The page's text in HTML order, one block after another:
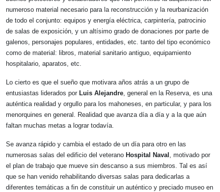
numeroso material necesario para la reconstrucción y la reurbanización
de todo el conjunto: equipos y energía eléctrica, carpintería, patrocinio
de salas de exposición, y un altísimo grado de donaciones por parte de
galenos, personajes populares, entidades, etc. tanto del tipo económico
como de material: libros, material sanitario antiguo, equipamiento
hospitalario, aparatos, etc.
Lo cierto es que el sueño que motivara años atrás a un grupo de
entusiastas liderados por Luis Alejandre, general en la Reserva, es una
auténtica realidad y orgullo para los mahoneses, en particular, y para los
menorquines en general. Realidad que avanza día a día y a la que aún
faltan muchas metas a lograr todavía.
Se avanza rápido y cambia el estado de un día para otro en las
numerosas salas del edificio del veterano Hospital Naval , motivado por
el plan de trabajo que mueve sin descanso a sus miembros. Tal es así
que se han venido rehabilitando diversas salas para dedicarlas a
diferentes temáticas a fin de constituir un auténtico y preciado museo en